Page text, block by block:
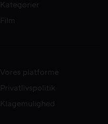
Kategorier
Film
Vores platforme
Privatlivspolitik
Klagemulighed